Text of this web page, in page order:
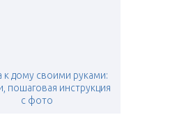
к дому своими руками:
пошаговая инструкция
с фото